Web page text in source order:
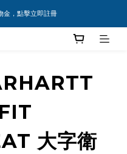
金，點擊立即註冊
大字衛